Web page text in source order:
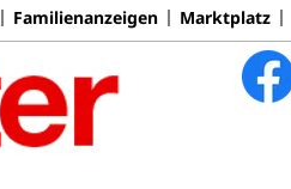
Familienanzeigen Marktplatz